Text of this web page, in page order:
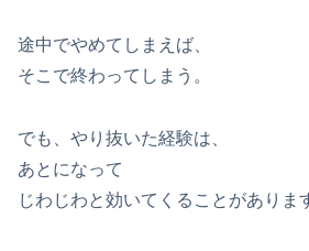
途中でやめてしまえば、
そこで終わってしまう。
でも、やり抜いた経験は、
あとになって
じわじわと効いてくることがありま